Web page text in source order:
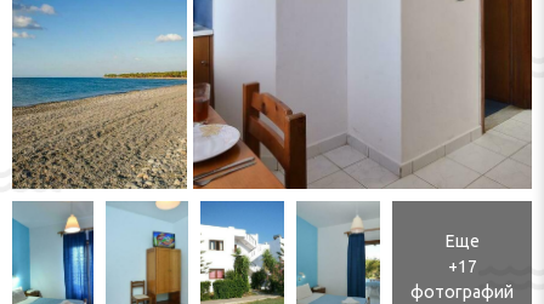
Еще
+17
фотографий